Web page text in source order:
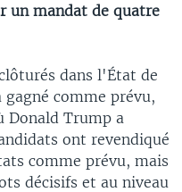
un mandat de quatre
dans l'État de
comme prévu,
Donald Trump a
ont revendiqué
comme prévu, mais
décisifs et au niveau